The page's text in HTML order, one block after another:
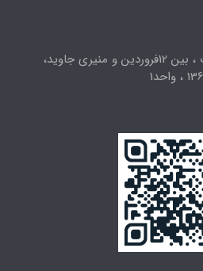
تهران، خیابان انقلاب ، بین 12فروردین و منیری جاوید،